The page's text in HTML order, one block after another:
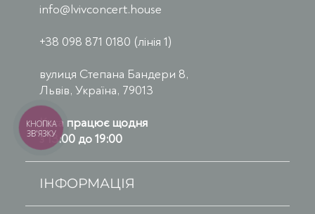
info@lvivconcert.house
+38 098 871 0180 (лінія 1)
вулиця Степана Бандери 8,
Львів, Україна, 79013
Каса працює щодня
з 13:00 до 19:00
ІНФОРМАЦІЯ
КНОПКА
ЗВ'ЯЗКУ